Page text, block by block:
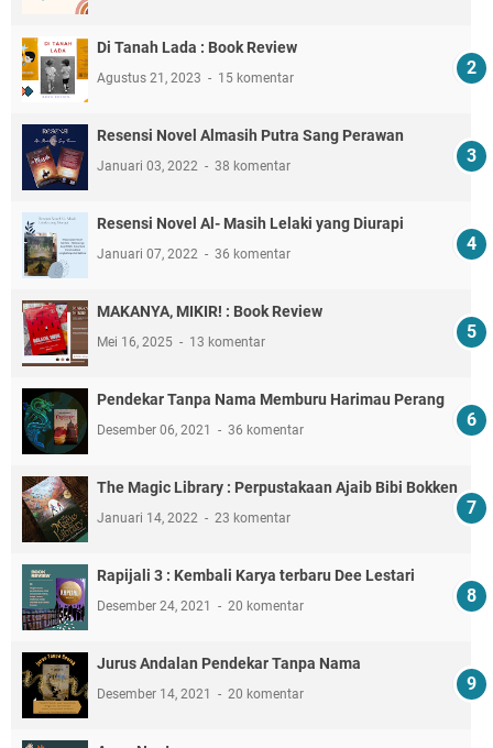
Di Tanah Lada : Book Review
Agustus 21, 2023 15 komentar
Resensi Novel Almasih Putra Sang Perawan
Januari 03, 2022 38 komentar
Resensi Novel Al- Masih Lelaki yang Diurapi
Januari 07, 2022 36 komentar
MAKANYA, MIKIR! : Book Review
Mei 16, 2025 13 komentar
Pendekar Tanpa Nama Memburu Harimau Perang
Desember 06, 2021 36 komentar
The Magic Library : Perpustakaan Ajaib Bibi Bokken
Januari 14, 2022 23 komentar
Rapijali 3 : Kembali Karya terbaru Dee Lestari
Desember 24, 2021 20 komentar
Jurus Andalan Pendekar Tanpa Nama
Desember 14, 2021 20 komentar